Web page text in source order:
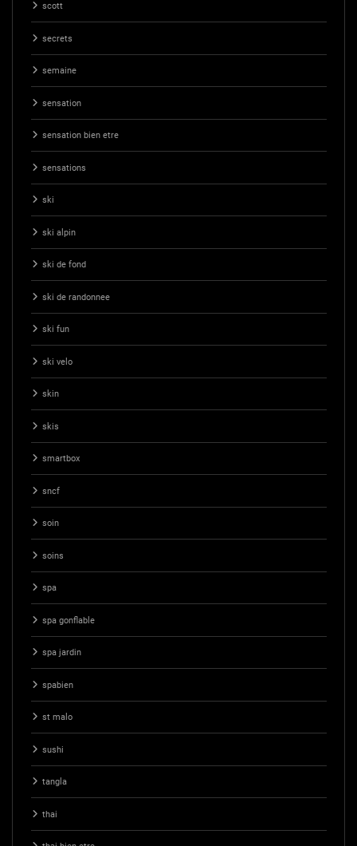
scott
secrets
semaine
sensation
sensation bien etre
sensations
ski
ski alpin
ski de fond
ski de randonnee
ski fun
ski velo
skin
skis
smartbox
sncf
soin
soins
spa
spa gonflable
spa jardin
spabien
st malo
sushi
tangla
thai